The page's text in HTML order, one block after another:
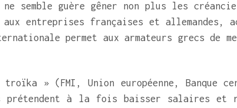
semble guère gêner non plus les
entreprises françaises et allemandes,
permet aux armateurs grecs de
» (FMI, Union européenne, Banque
prétendent à la fois baisser salaires